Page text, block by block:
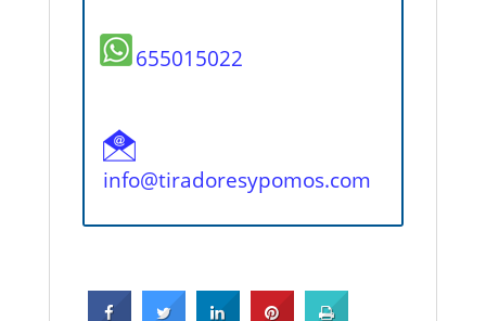
655015022
info@tiradoresypomos.com